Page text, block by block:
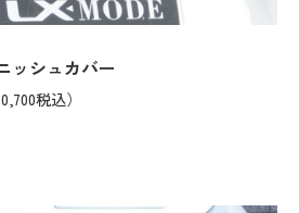
ッシュカバー
税込）